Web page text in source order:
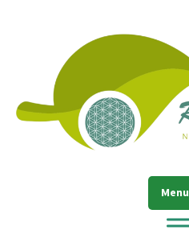
Redeviens-toi Menu